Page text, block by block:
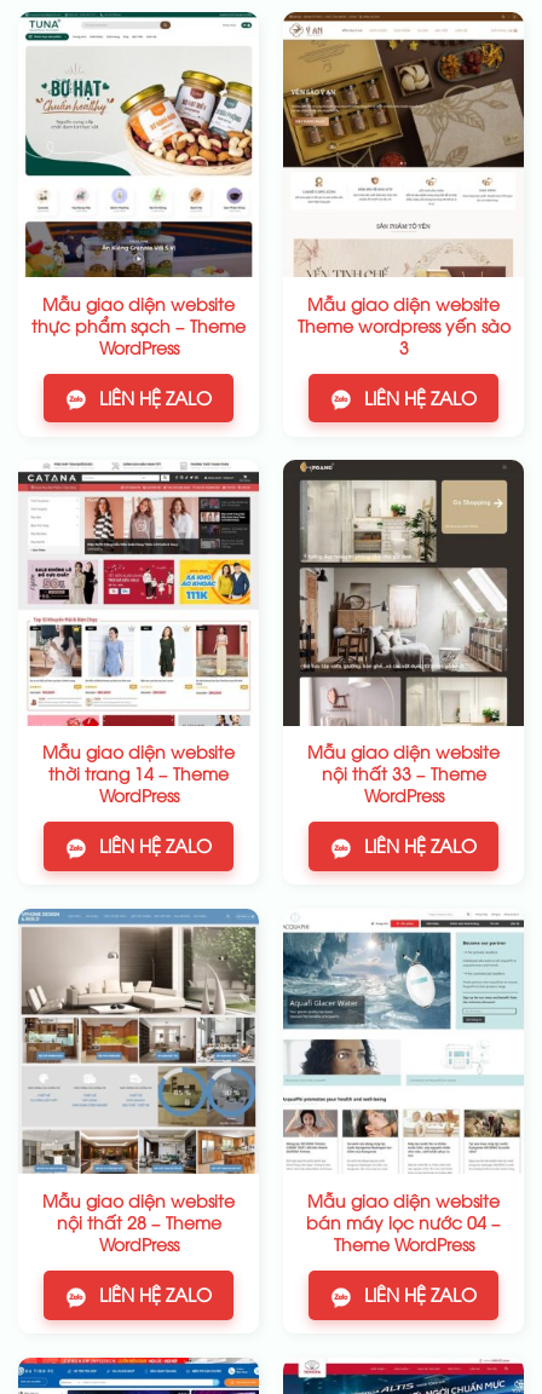
Mẫu giao diện website
thực phẩm sạch – Theme
WordPress
LIÊN HỆ ZALO
Mẫu giao diện website
Theme wordpress yến sào
3
LIÊN HỆ ZALO
Mẫu giao diện website
thời trang 14 – Theme
WordPress
LIÊN HỆ ZALO
Mẫu giao diện website
nội thất 33 – Theme
WordPress
LIÊN HỆ ZALO
Mẫu giao diện website
nội thất 28 – Theme
WordPress
LIÊN HỆ ZALO
Mẫu giao diện website
bán máy lọc nước 04 –
Theme WordPress
LIÊN HỆ ZALO